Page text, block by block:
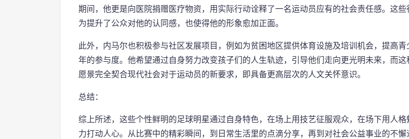
期间，他更是向医院捐赠医疗物资，用实际行动诠释了一名运动员应有的社会责任感。这些
为提升了公众对他的认同感，也使得他的形象愈加正面。
此外，内马尔也积极参与社区发展项目，例如为贫困地区提供体育设施及培训机会，提高青
年的参与度。他希望通过自身努力改变孩子们的人生轨迹，引导他们走向更光明未来，而这
愿景完全契合现代社会对于运动员的新要求，即具备更高层次的人文关怀意识。
总结：
综上所述，这些个性鲜明的足球明星通过自身特色，在场上用技艺征服观众，在场下用人格
力打动人心。从比赛中的精彩瞬间，到日常生活里的点滴分享，再到对社会公益事业的不懈